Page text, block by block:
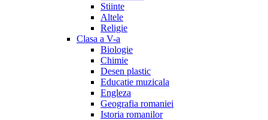
Stiinte
Altele
Religie
Clasa a V-a
Biologie
Chimie
Desen plastic
Educatie muzicala
Engleza
Geografia romaniei
Istoria romanilor